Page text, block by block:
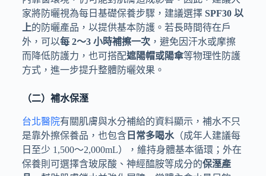
家將防曬視為每日基礎保養步驟，建議選擇 SPF30 以
上的防曬產品，以提供基本防護。若長時間待在戶
外，可以每 2～3 小時補擦一次，避免因汗水或摩擦
而降低防護力，也可搭配遮陽帽或陽傘等物理性防護
方式，進一步提升整體防曬效果。
（二）補水保溼
台北醫院有關肌膚與水分補給的資料顯示，補水不只
是靠外擦保養品，也包含 日常多喝水（成年人建議每
日至少 1,500～2,000mL），維持身體基本循環；外在
保養則可選擇含玻尿酸、神經醯胺等成分的保溼產